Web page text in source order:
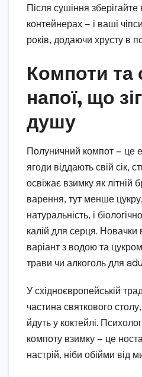
Після сушіння
контейнерах — і ваші
років, додаючи хрусту в
Компоти та
напої, що
душу
Полуничний компот — це
ягоди віддають свій сік,
освіжає взимку як літній
варення, тут менше
натуральність, і
калій для серця. Новачки
варіант з водою та
трави чи алкоголь для
У східноєвропейській
частина святкового
йдуть у коктейлі.
компоту взимку — це
настрій, ніби обійми від